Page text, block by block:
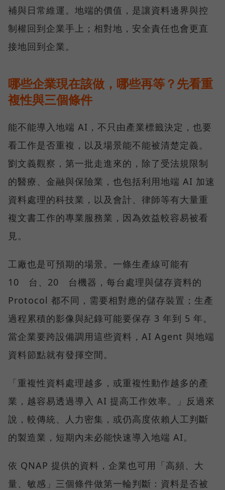
補與日常維運。地端的價值，是讓資料邊界與控
制權回到企業手上；相對地，安全責任也會更直
接地回到企業。
哪些企業現在該做，哪些再等？先看重
複性與三個條件
能不能導入地端 AI，不只由產業標籤決定，也要
看工作是否重複，以及場景能不能被清楚定義。
劉文義觀察，第一批走進來的，除了受法規限制
的醫療、金融與保險業，也包括利用地端 AI 加速
資料處理的科技業，以及會計、律師等有大量重
複文書工作的專業服務業，因為效益較容易被看
見。
工廠也是可預期的場景。一條生產線可能有
10 台、20 台機器，每台處理與儲存資料的
Protocol 都不同，需要相對應的儲存裝置；生產
過程累積的影像與紀錄可能要保存 3 年到 5 年。
當企業要跨設備調用這些資料，AI Agent 與地端
資料節點就有發揮空間。
「重複性資料處理越多，或重複性動作越多的產
業，越容易透過導入 AI 提高工作效率。」反過來
說，較傳統、人力密集，或仍高度依賴人工判斷
的製造業，短期內未必能快速導入地端 AI。
依 QNAP 提供的資料，企業也可用「高頻、大
量、敏感」三個條件做第一輪判斷：資料是否被